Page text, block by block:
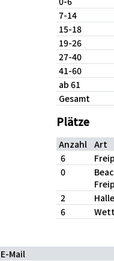
7-14
15-18
19-26
27-40
41-60
ab 61
Gesamt
Plätze
Anzahl Art
6
0
2
6
E-Mail